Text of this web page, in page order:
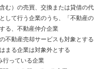
む）の売買、交換または貸借の代
して行う企業のうち、「不動産の
る、不動産仲介企業
不動産売却サービスも対象とする
まる企業は対象外とする
行っている企業